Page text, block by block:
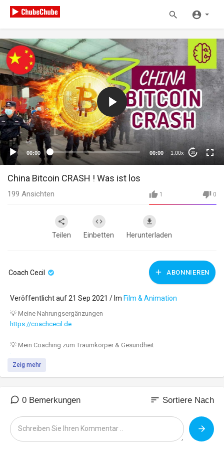
00:00 00:00 1.00x 20
China Bitcoin CRASH ! Was ist los
1 0
199 Ansichten
Teilen Einbetten Herunterladen
Coach Cecil ABONNIEREN
Veröffentlicht auf 21 Sep 2021 / Im Film & Animation
⁣💡 Meine Nahrungsergänzungen
https://coachcecil.de
💡 Mein Coaching zum Traumkörper & Gesundheit
https://maximumprinzip.com
💡 Mein Coaching zum Traumkörper & Gesundheit - 5 kostenlose
https://maximumprinzip.com
💡 Raus aus dem Hamsterrad - 4 kostenlose Videos
https://matrixprinzip.com/freetour
Zeig mehr
0 Bemerkungen sort Sortiere Nach